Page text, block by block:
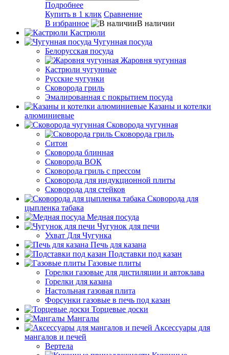
Подробнее
Купить в 1 клик Сравнение
В избранное
В наличии
Кастрюли
Чугунная посуда
Белорусская посуда
Жаровня чугунная
Кастрюли чугунные
Русские чугунки
Сковорода гриль
Эмалированная с покрытием посуда
Казаны и котелки
алюминиевые
Сковорода чугунная
Сковорода гриль
Ситон
Сковорода блинная
Сковорода ВОК
Сковорода гриль с прессом
Сковорода для индукционной плиты
Сковорода для стейков
Сковорода для
цыпленка табака
Медная посуда
Чугунок для печи
Ухват Для Чугунка
Печь для казана
Подставки под казан
Газовые плиты
Горелки газовые для дистиляции и автоклава
Горелки для казана
Настольная газовая плита
Форсунки газовые в печь под казан
Торцевые доски
Мангалы
Аксессуары для
мангалов и печей
Вертела